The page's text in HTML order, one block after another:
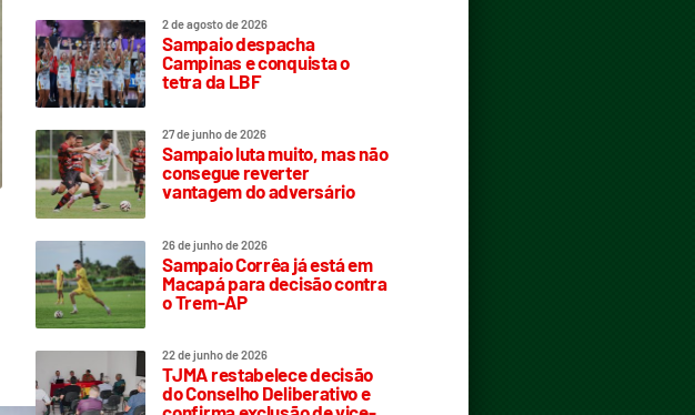
2 de agosto de 2026
Sampaio despacha
Campinas e conquista o
tetra da LBF
27 de junho de 2026
Sampaio luta muito, mas não
consegue reverter
vantagem do adversário
26 de junho de 2026
Sampaio Corrêa já está em
Macapá para decisão contra
o Trem-AP
22 de junho de 2026
TJMA restabelece decisão
do Conselho Deliberativo e